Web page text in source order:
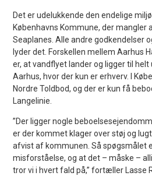
Det er udelukkende den endelige
Københavns Kommune, der mangler
Seaplanes. Alle andre godkendelser
lyder det. Forskellen mellem Aarhus
er, at vandflyet lander og ligger til
Aarhus, hvor der kun er erhverv. I
Nordre Toldbod, og der er kun få
Langelinie.
”Der ligger nogle
er der kommet klager over støj og
afvist af kommunen. Så spøgsmålet
misforståelse, og at det – måske –
tror vi i hvert fald på,” fortæller Lasse